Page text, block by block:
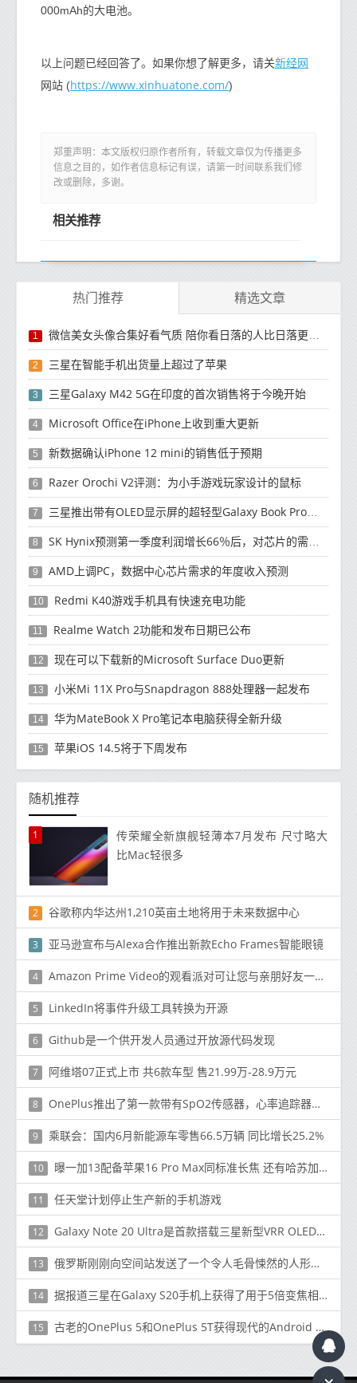
000mAh的大电池。
以上问题已经回答了。如果你想了解更多，请关新经网
网站 (https://www.xinhuatone.com/)
郑重声明：本文版权归原作者所有，转载文章仅为传播更多
信息之目的，如作者信息标记有误，请第一时间联系我们修
改或删除，多谢。
相关推荐
热门推荐 精选文章
1 微信美女头像合集好看气质 陪你看日落的人比日落更浪漫
2 三星在智能手机出货量上超过了苹果
3 三星Galaxy M42 5G在印度的首次销售将于今晚开始
4 Microsoft Office在iPhone上收到重大更新
5 新数据确认iPhone 12 mini的销售低于预期
6 Razer Orochi V2评测：为小手游戏玩家设计的鼠标
7 三星推出带有OLED显示屏的超轻型Galaxy Book Pro和Galaxy Book Pro 360笔记本电脑
8 SK Hynix预测第一季度利润增长66％后，对芯片的需求将增强
9 AMD上调PC，数据中心芯片需求的年度收入预测
10 Redmi K40游戏手机具有快速充电功能
11 Realme Watch 2功能和发布日期已公布
12 现在可以下载新的Microsoft Surface Duo更新
13 小米Mi 11X Pro与Snapdragon 888处理器一起发布
14 华为MateBook X Pro笔记本电脑获得全新升级
15 苹果iOS 14.5将于下周发布
随机推荐
1
传荣耀全新旗舰轻薄本7月发布 尺寸略大
比Mac轻很多
2 谷歌称内华达州1,210英亩土地将用于未来数据中心
3 亚马逊宣布与Alexa合作推出新款Echo Frames智能眼镜
4 Amazon Prime Video的观看派对可让您与亲朋好友一起观看节目和电影
5 LinkedIn将事件升级工具转换为开源
6 Github是一个供开发人员通过开放源代码发现
7 阿维塔07正式上市 共6款车型 售21.99万-28.9万元
8 OnePlus推出了第一款带有SpO2传感器，心率追踪器等的健身手环
9 乘联会：国内6月新能源车零售66.5万辆 同比增长25.2%
10 曝一加13配备苹果16 Pro Max同标准长焦 还有哈苏加持
11 任天堂计划停止生产新的手机游戏
12 Galaxy Note 20 Ultra是首款搭载三星新型VRR OLED显示屏的手机
13 俄罗斯刚刚向空间站发送了一个令人毛骨悚然的人形机器人
14 据报道三星在Galaxy S20手机上获得了用于5倍变焦相机的棱镜
15 古老的OnePlus 5和OnePlus 5T获得现代的Android 10好东西